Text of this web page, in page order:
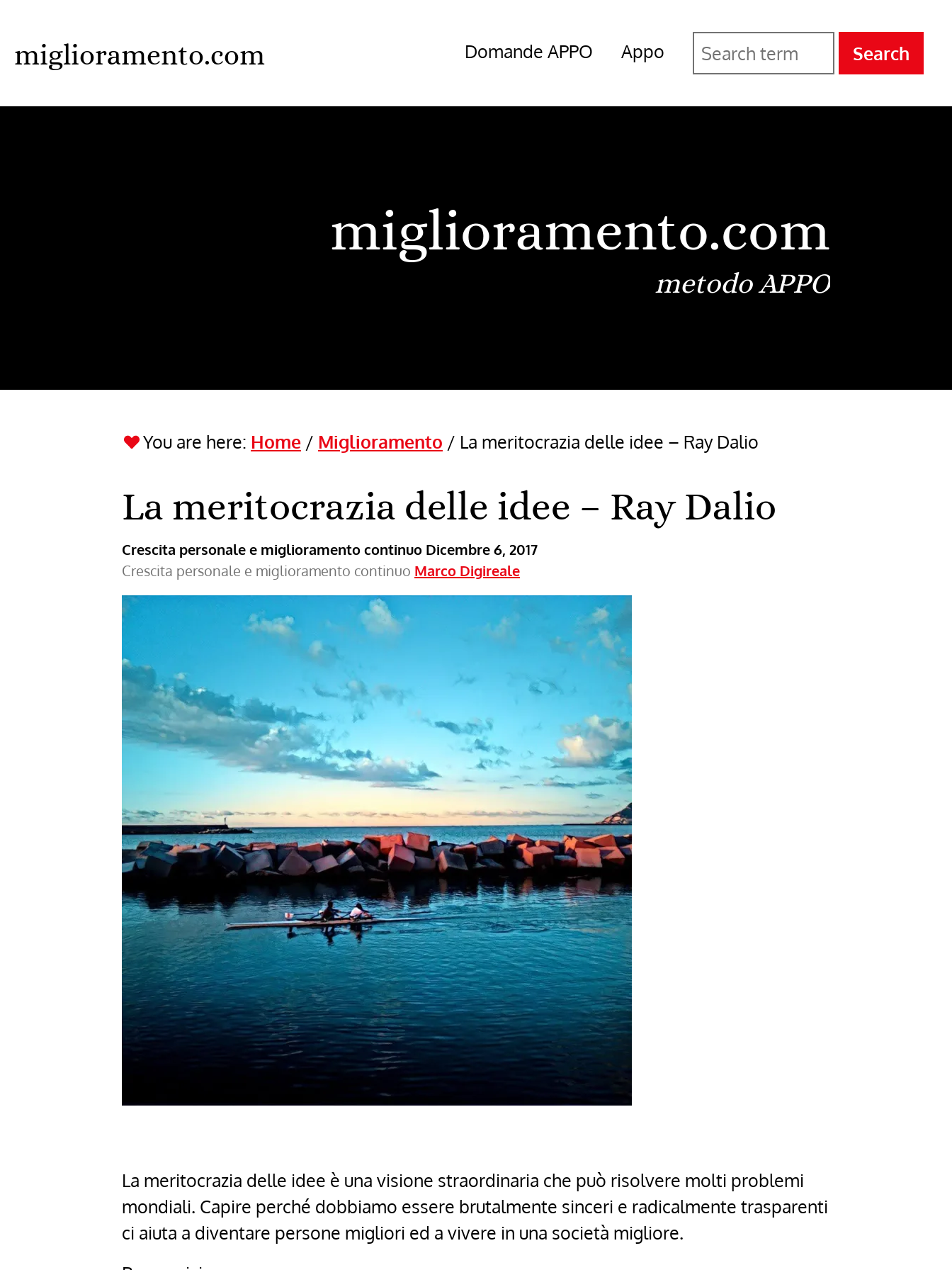
main
miglioramento.com Domande APPO Appo Search
miglioramento.com
metodo APPO
You are here: Home / Miglioramento / La meritocrazia delle idee – Ray Dalio
La meritocrazia delle idee – Ray Dalio
Crescita personale e miglioramento continuo Dicembre 6, 2017
Crescita personale e miglioramento continuo Marco Digireale
La meritocrazia delle idee è una visione straordinaria che può risolvere molti problemi
mondiali. Capire perché dobbiamo essere brutalmente sinceri e radicalmente trasparenti
ci aiuta a diventare persone migliori ed a vivere in una società migliore.